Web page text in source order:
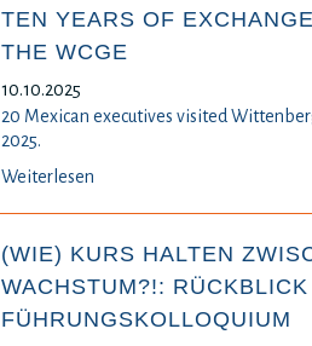
TEN YEARS OF
THE WCGE
10.10.2025
20 Mexican executives visited
2025.
Weiterlesen
(WIE) KURS HALTEN
WACHSTUM?!:
FÜHRUNGSKOLLOQUIUM